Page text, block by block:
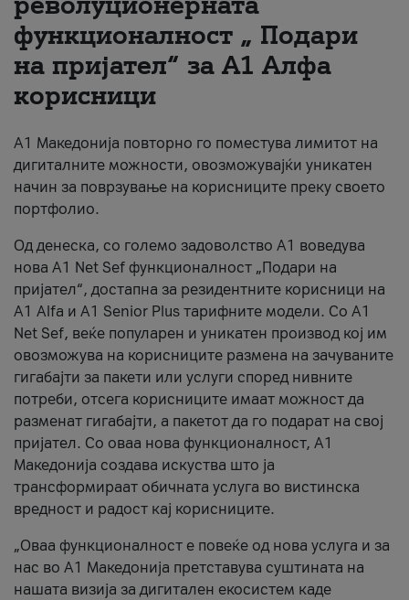
За нас
#ПодобарОнлајн
функционалност „ Подари
на пријател“ за А1 Алфа
корисници
А1 Македонија повторно го поместува лимитот на
дигиталните можности, овозможувајќи уникатен
начин за поврзување на корисниците преку своето
портфолио.
Од денеска, со големо задоволство А1 воведува
нова A1 Net Sef функционалност „Подари на
пријател“, достапна за резидентните корисници на
А1 Alfa и A1 Senior Plus тарифните модели. Со A1
Net Sef, веќе популарен и уникатен производ кој им
овозможува на корисниците размена на зачуваните
гигабајти за пакети или услуги според нивните
потреби, отсега корисниците имаат можност да
разменат гигабајти, а пакетот да го подарат на свој
пријател. Со оваа нова функционалност, А1
Македонија создава искуства што ја
трансформираат обичната услуга во вистинска
вредност и радост кај корисниците.
„Оваа функционалност е повеќе од нова услуга и за
нас во А1 Македонија претставува суштината на
нашата визија за дигитален екосистем каде